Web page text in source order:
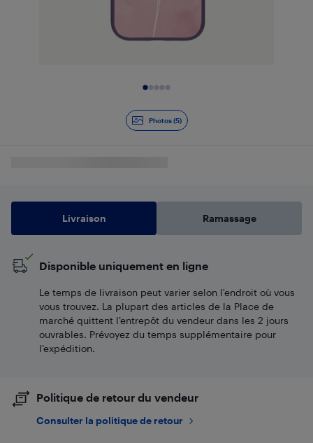
Photos (5)
Livraison Ramassage
Disponible uniquement en ligne
Le temps de livraison peut varier selon l'endroit où vous
vous trouvez. La plupart des articles de la Place de
marché quittent l’entrepôt du vendeur dans les 2 jours
ouvrables. Prévoyez du temps supplémentaire pour
l’expédition.
Politique de retour du vendeur
Consulter la politique de retour